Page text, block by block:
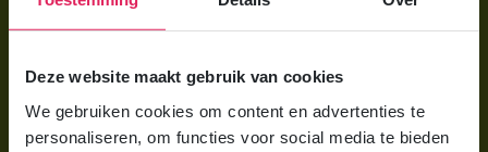
Deze website maakt gebruik van cookies
We gebruiken cookies om content en advertenties te
personaliseren, om functies voor social media te bieden
Wat kost een gastouder?